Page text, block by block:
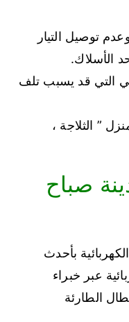
توصيل التيار
الأسلاك.
التي قد يسبب تلف
” الثلاجة ،
صباح
بأحدث
عبر خبراء
الطارئة